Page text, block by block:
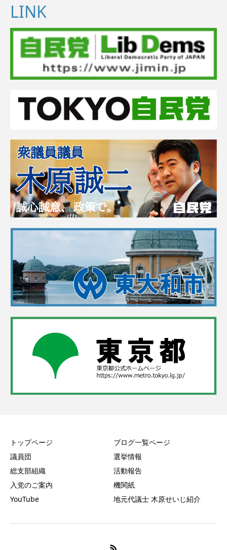
LINK
トップページ
議員団
総支部組織
入党のご案内
YouTube
ブログ一覧ページ
選挙情報
活動報告
機関紙
地元代議士 木原せいじ紹介